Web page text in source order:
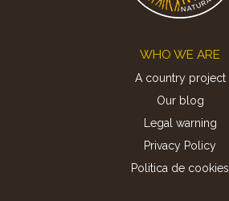
WHO WE ARE
A country project
Our blog
Legal warning
Privacy Policy
Politica de cookies